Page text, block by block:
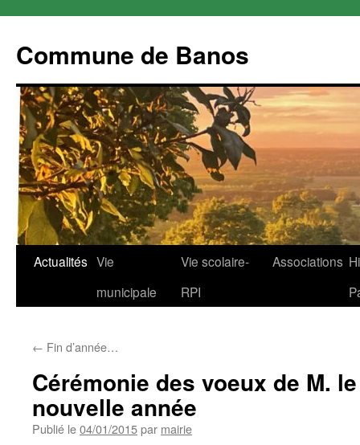
Commune de Banos
Aller
Actualités Vie
municipale
Vie scolaire-
RPI
Associations
← Fin d’année…
Cérémonie des voeux de M.
nouvelle année
Publié le04/01/2015par mairie